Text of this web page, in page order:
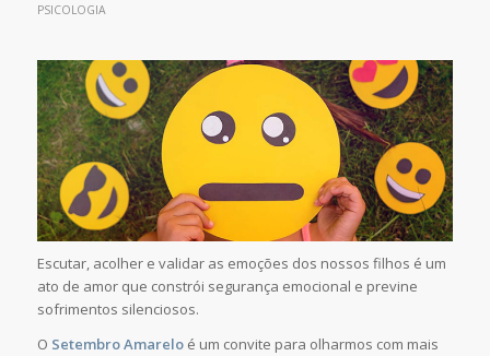
PSICOLOGIA
Escutar, acolher e validar as emoções dos nossos filhos é um
ato de amor que constrói segurança emocional e previne
sofrimentos silenciosos.
O Setembro Amareloé um convite para olharmos com mais